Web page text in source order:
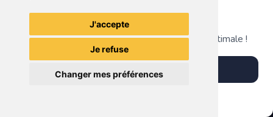
J'accepte
Je refuse
Changer mes préférences
Grenier du Geek
Télécharge notre app pour une expérience optimale !
Télécharger l'app